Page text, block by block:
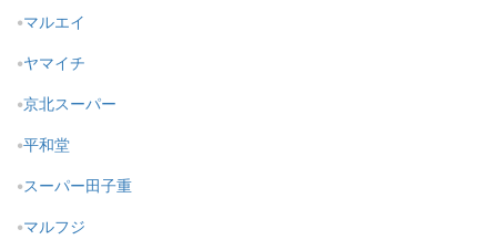
マルエイ
ヤマイチ
京北スーパー
平和堂
スーパー田子重
マルフジ